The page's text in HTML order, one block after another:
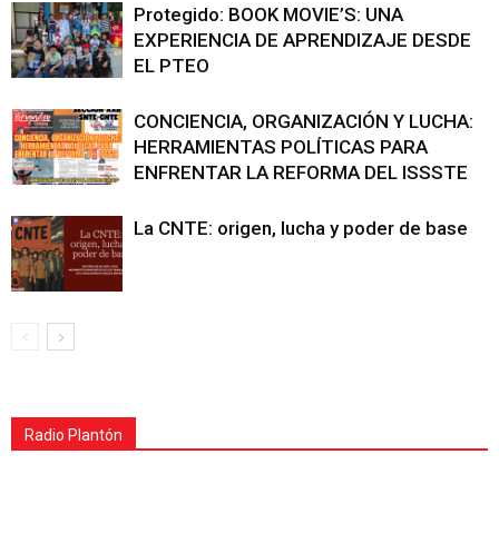
Protegido: BOOK MOVIE’S: UNA
EXPERIENCIA DE APRENDIZAJE DESDE
EL PTEO
CONCIENCIA, ORGANIZACIÓN Y LUCHA:
HERRAMIENTAS POLÍTICAS PARA
ENFRENTAR LA REFORMA DEL ISSSTE
La CNTE: origen, lucha y poder de base
Radio Plantón